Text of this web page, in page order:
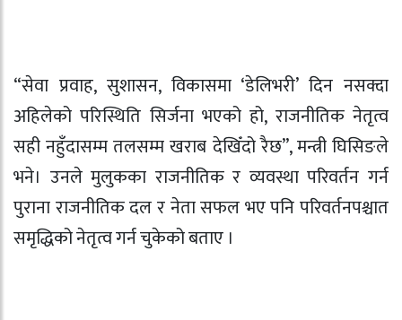
“सेवा प्रवाह, सुशासन, विकासमा ‘डेलिभरी’ दिन नसक्दा
अहिलेको परिस्थिति सिर्जना भएको हो, राजनीतिक नेतृत्व
सही नहुँदासम्म तलसम्म खराब देखिँदो रैछ”, मन्त्री घिसिङले
भने। उनले मुलुकका राजनीतिक र व्यवस्था परिवर्तन गर्न
पुराना राजनीतिक दल र नेता सफल भए पनि परिवर्तनपश्चात
समृद्धिको नेतृत्व गर्न चुकेको बताए ।